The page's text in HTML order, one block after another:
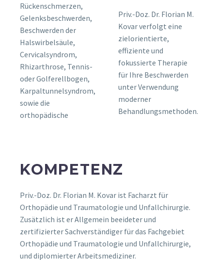
Rückenschmerzen,
Gelenksbeschwerden,
Beschwerden der
Halswirbelsäule,
Cervicalsyndrom,
Rhizarthrose, Tennis-
oder Golferellbogen,
Karpaltunnelsyndrom,
sowie die
orthopädische
Priv.-Doz. Dr. Florian M.
Kovar verfolgt eine
zielorientierte,
effiziente und
fokussierte Therapie
für Ihre Beschwerden
unter Verwendung
moderner
Behandlungsmethoden.
KOMPETENZ
Priv.-Doz. Dr. Florian M. Kovar ist Facharzt für
Orthopädie und Traumatologie und Unfallchirurgie.
Zusätzlich ist er Allgemein beeideter und
zertifizierter Sachverständiger für das Fachgebiet
Orthopädie und Traumatologie und Unfallchirurgie,
und diplomierter Arbeitsmediziner.